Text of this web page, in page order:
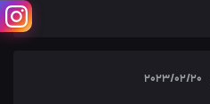
2023/02/20